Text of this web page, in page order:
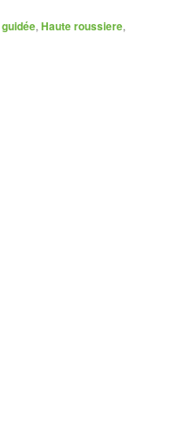
guidée,Haute roussiere,